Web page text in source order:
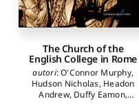
The Church of the
English College in Rome
autori:O'Connor Murphy,
Hudson Nicholas, Headon
Andrew, Duffy Eamon,